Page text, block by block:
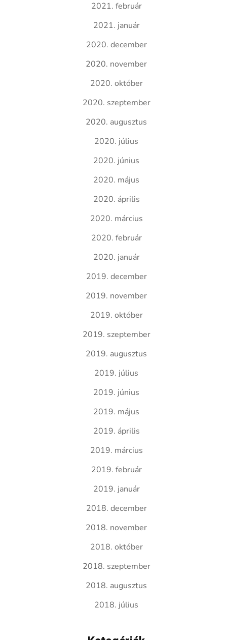
2021. február
2021. január
2020. december
2020. november
2020. október
2020. szeptember
2020. augusztus
2020. július
2020. június
2020. május
2020. április
2020. március
2020. február
2020. január
2019. december
2019. november
2019. október
2019. szeptember
2019. augusztus
2019. július
2019. június
2019. május
2019. április
2019. március
2019. február
2019. január
2018. december
2018. november
2018. október
2018. szeptember
2018. augusztus
2018. július